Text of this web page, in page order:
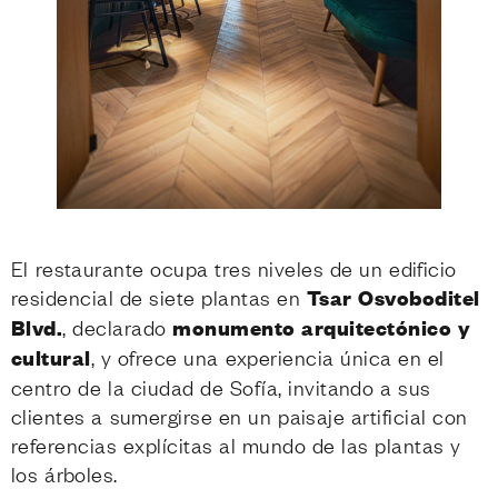
El restaurante ocupa tres niveles de un edificio
residencial de siete plantas en Tsar Osvoboditel
Blvd., declaradomonumento arquitectónico y
cultural, y ofrece una experiencia única en el
centro de la ciudad de Sofía, invitando a sus
clientes a sumergirse en un paisaje artificial con
referencias explícitas al mundo de las plantas y
los árboles.